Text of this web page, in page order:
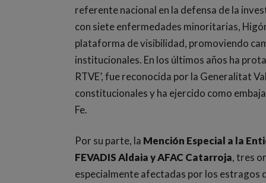
referente nacional en la defensa de la
con siete enfermedades minoritarias,
plataforma de visibilidad, promoviendo
institucionales. En los últimos años ha
RTVE’, fue reconocida por la Generalitat
constitucionales y ha ejercido como
Fe.
Por su parte, la Mención Especial a la
FEVADIS Aldaia y AFAC Catarroja, tres
especialmente afectadas por los estragos